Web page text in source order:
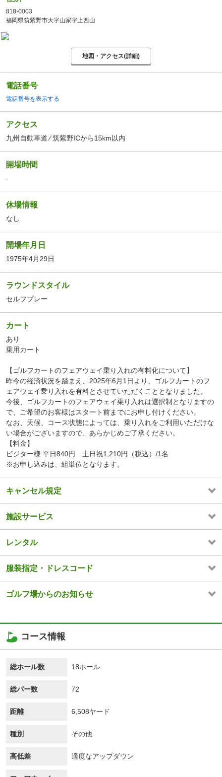
818-0003
福岡県筑紫野市大字山家字上西山
地図・アクセス(詳細)
電話番号
電話番号を表示する
アクセス
九州自動車道 ⁄ 筑紫野ICから15km以内
開場時間
-
休場情報
なし
開場年月日
1975年4月29日
ラウンドスタイル
セルフプレー
カート
あり
乗用カート
【ゴルフカートのフェアウェイ乗り入れの有料化について】
昨今の経済状況を踏まえ、2025年6月1日より、ゴルフカートのフ
ェアウェイ乗り入れを有料とさせていただくこととなりました。
今後、ゴルフカートのフェアウェイ乗り入れは選択制となりますの
で、ご希望のお客様はスタート前までにお申し付けください。
なお、天候、コース状態によっては、乗り入れをご利用いただけな
い場合がございますので、あらかじめご了承ください。
【料金】
ビジター様 平日840円 土日祝1,210円（税込）/1名
※お申し込みは、組単位となります。
キャンセル規定
施設サービス
レンタル
服装指定・ドレスコード
ゴルフ場からのお知らせ
コース情報
総ホール数 18ホール
総パー数 72
距離 6,508ヤード
種別 その他
高低差 適度なアップダウン